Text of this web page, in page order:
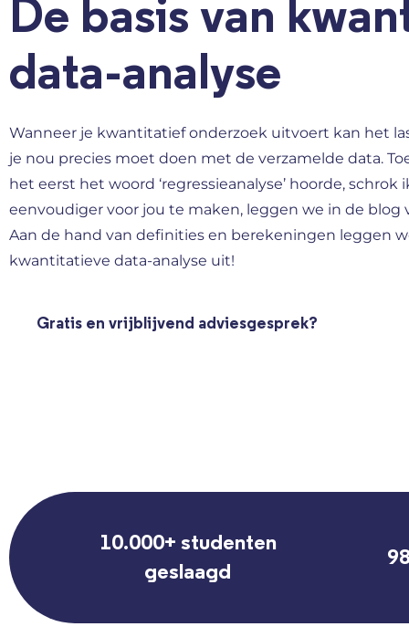
De basis van
data-analyse
Wanneer je kwantitatief onderzoek uitvoert kan het
je nou precies moet doen met de verzamelde data.
het eerst het woord ‘regressieanalyse’ hoorde,
eenvoudiger voor jou te maken, leggen we in de blog
Aan de hand van definities en berekeningen leggen
kwantitatieve data-analyse uit!
Gratis en vrijblijvend adviesgesprek?
10.000+ studenten
geslaagd